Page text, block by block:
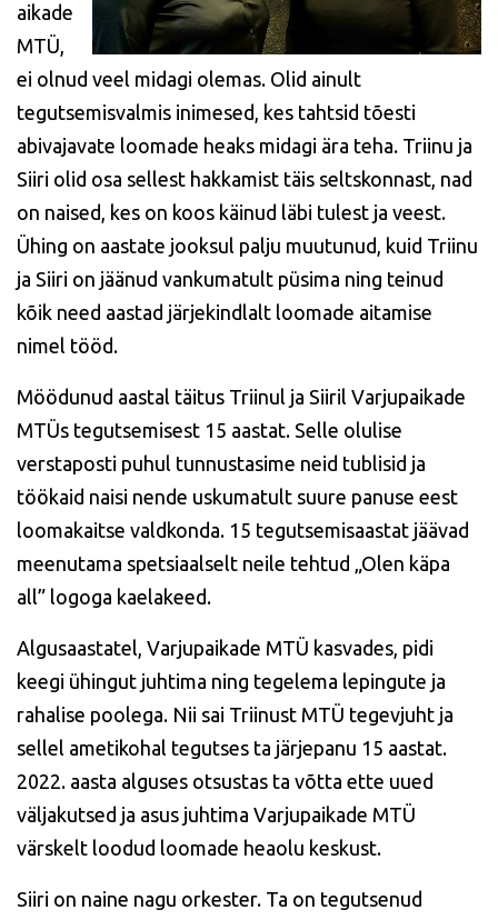
aikade
MTÜ,
ei olnud veel midagi olemas. Olid ainult
tegutsemisvalmis inimesed, kes tahtsid tõesti
abivajavate loomade heaks midagi ära teha. Triinu ja
Siiri olid osa sellest hakkamist täis seltskonnast, nad
on naised, kes on koos käinud läbi tulest ja veest.
Ühing on aastate jooksul palju muutunud, kuid Triinu
ja Siiri on jäänud vankumatult püsima ning teinud
kõik need aastad järjekindlalt loomade aitamise
nimel tööd.
Möödunud aastal täitus Triinul ja Siiril Varjupaikade
MTÜs tegutsemisest 15 aastat. Selle olulise
verstaposti puhul tunnustasime neid tublisid ja
töökaid naisi nende uskumatult suure panuse eest
loomakaitse valdkonda. 15 tegutsemisaastat jäävad
meenutama spetsiaalselt neile tehtud „Olen käpa
all” logoga kaelakeed.
Algusaastatel, Varjupaikade MTÜ kasvades, pidi
keegi ühingut juhtima ning tegelema lepingute ja
rahalise poolega. Nii sai Triinust MTÜ tegevjuht ja
sellel ametikohal tegutses ta järjepanu 15 aastat.
2022. aasta alguses otsustas ta võtta ette uued
väljakutsed ja asus juhtima Varjupaikade MTÜ
värskelt loodud loomade heaolu keskust.
Siiri on naine nagu orkester. Ta on tegutsenud